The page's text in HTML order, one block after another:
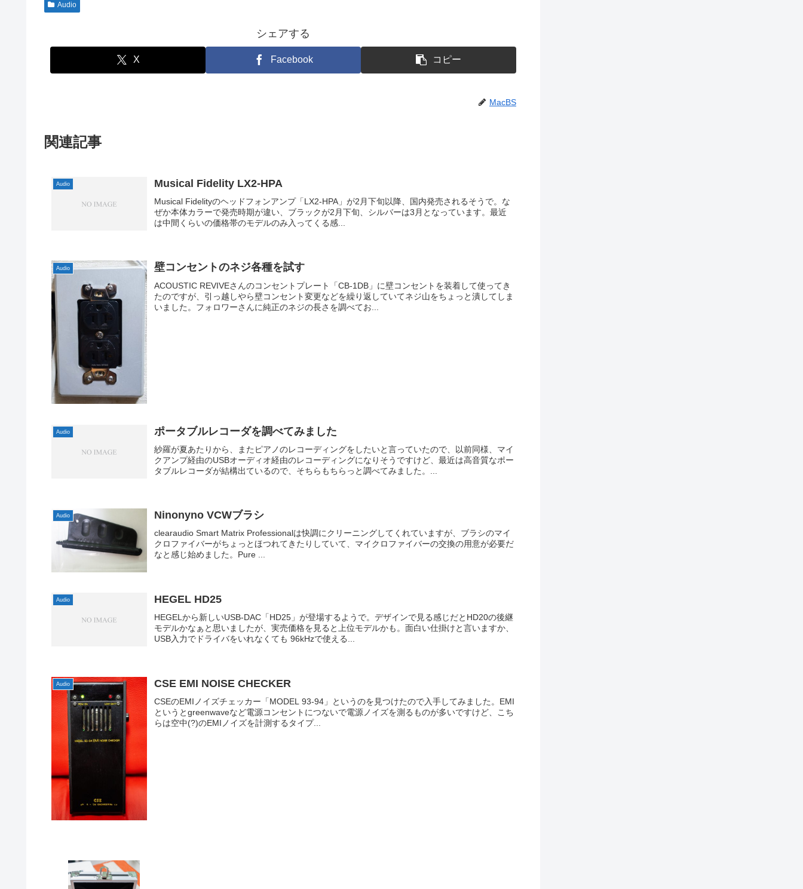
Audio
シェアする
X Facebook コピー
MacBS
関連記事
Audio Musical Fidelity LX2-HPA
Musical Fidelityのヘッドフォンアンプ「LX2-HPA」が2月下旬以降、国内発売されるそうで。な
ぜか本体カラーで発売時期が違い、ブラックが2月下旬、シルバーは3月となっています。最近
は中間くらいの価格帯のモデルのみ入ってくる感...
Audio 壁コンセントのネジ各種を試す
ACOUSTIC REVIVEさんのコンセントプレート「CB-1DB」に壁コンセントを装着して使ってき
たのですが、引っ越しやら壁コンセント変更などを繰り返していてネジ山をちょっと潰してしま
いました。フォロワーさんに純正のネジの長さを調べてお...
Audio ポータブルレコーダを調べてみました
紗羅が夏あたりから、またピアノのレコーディングをしたいと言っていたので、以前同様、マイ
クアンプ経由のUSBオーディオ経由のレコーディングになりそうですけど、最近は高音質なポー
タブルレコーダが結構出ているので、そちらもちらっと調べてみました。...
Audio Ninonyno VCWブラシ
clearaudio Smart Matrix Professionalは快調にクリーニングしてくれていますが、ブラシのマイ
クロファイバーがちょっとほつれてきたりしていて、マイクロファイバーの交換の用意が必要だ
なと感じ始めました。Pure ...
Audio HEGEL HD25
HEGELから新しいUSB-DAC「HD25」が登場するようで。デザインで見る感じだとHD20の後継
モデルかなぁと思いましたが、実売価格を見ると上位モデルかも。面白い仕掛けと言いますか、
USB入力でドライバをいれなくても 96kHzで使える...
Audio CSE EMI NOISE CHECKER
CSEのEMIノイズチェッカー「MODEL 93-94」というのを見つけたので入手してみました。EMI
というとgreenwaveなど電源コンセントにつないで電源ノイズを測るものが多いですけど、こち
らは空中(?)のEMIノイズを計測するタイプ...